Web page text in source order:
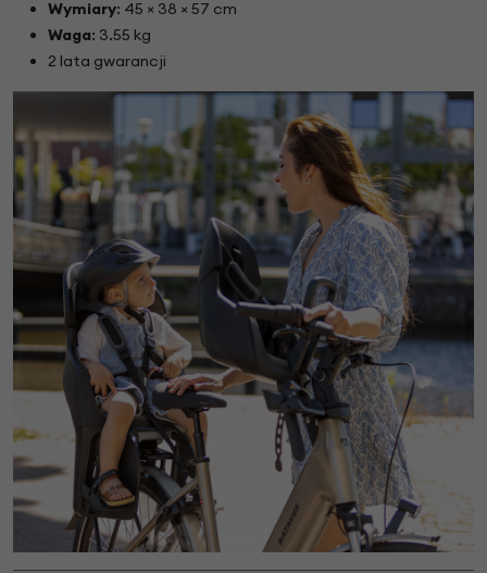
Wymiary: 45 × 38 × 57 cm
Waga: 3.55 kg
2 lata gwarancji